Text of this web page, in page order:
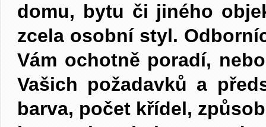
domu, bytu či jiného
zcela osobní styl.
Vám ochotně poradí,
Vašich požadavků a
barva, počet křídel,